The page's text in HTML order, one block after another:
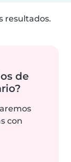
resultados.
de
con